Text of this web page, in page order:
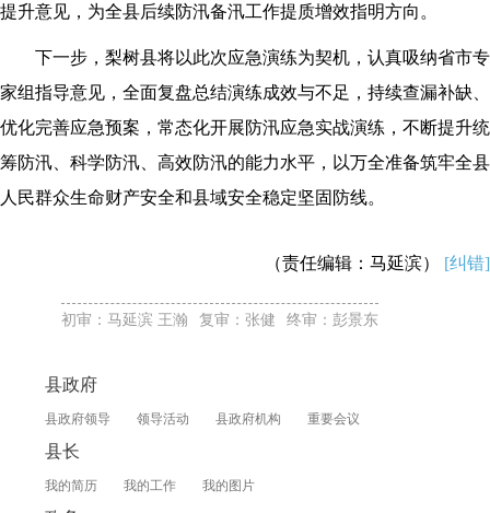
提升意见，为全县后续防汛备汛工作提质增效指明方向。
下一步，梨树县将以此次应急演练为契机，认真吸纳省市专
家组指导意见，全面复盘总结演练成效与不足，持续查漏补缺、
优化完善应急预案，常态化开展防汛应急实战演练，不断提升统
筹防汛、科学防汛、高效防汛的能力水平，以万全准备筑牢全县
人民群众生命财产安全和县域安全稳定坚固防线。
（责任编辑：马延滨） [纠错]
初审：马延滨 王瀚 复审：张健 终审：彭景东
县政府
县政府领导 领导活动 县政府机构 重要会议
县长
我的简历 我的工作 我的图片